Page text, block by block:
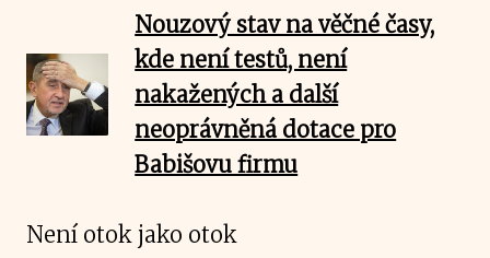
Nouzový stav na věčné časy,
kde není testů, není
nakažených a další
neoprávněná dotace pro
Babišovu firmu
Není otok jako otok